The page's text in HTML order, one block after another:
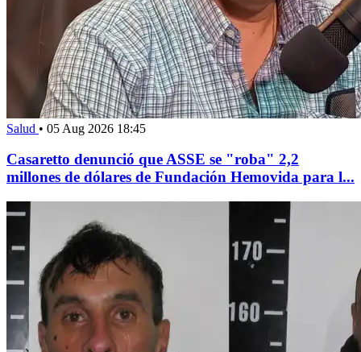
Salud • 05 Aug 2026 18:45
Casaretto denunció que ASSE se "roba" 2,2
millones de dólares de Fundación Hemovida para l...